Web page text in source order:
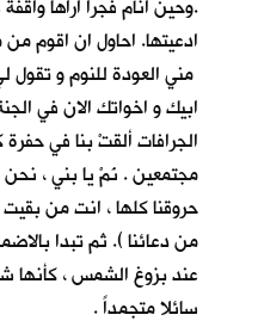
.وحين انأم فجرا اراها
ادعيتها. احاول ان اقوم
مني العودة للنوم و
ابيك و اخواتك الان في
الجرافات ألقتْ بنا في
مجتمعين . نَمْ يا بني ،
حروقنا كلها ، انت من
من دعائنا ). ثم تبدا
عند بزوغ الشمس ،
سائلا متجمداً .